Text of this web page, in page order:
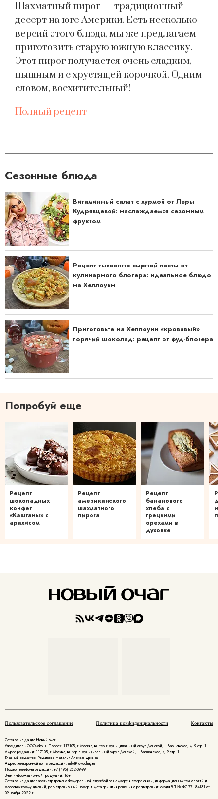
Шахматный пирог — традиционный
десерт на юге Америки. Есть несколько
версий этого блюда, мы же предлагаем
приготовить старую южную классику.
Этот пирог получается очень сладким,
пышным и с хрустящей корочкой. Одним
словом, восхитительный!
Полный рецепт
Сезонные блюда
Витаминный салат с хурмой от Леры
Кудрявцевой: наслаждаемся сезонным
фруктом
Рецепт тыквенно-сырной пасты от
кулинарного блогера: идеальное блюдо
на Хеллоуин
Приготовьте на Хеллоуин «кровавый»
горячий шоколад: рецепт от фуд-блогера
Попробуй еще
Рецепт
шоколадных
конфет
«Каштаны» с
арахисом
Рецепт
американского
шахматного
пирога
Рецепт
бананового
хлеба с
грецкими
орехами в
духовке
Пользовательское соглашение Политика конфиденциальности Контакты
Сетевое издание Новый очаг
Учредитель ООО «Фэшн Пресс»: 117105, г. Москва, вн.тер.г. муниципальный округ Донской, ш Варшавское, д. 9 стр. 1
Адрес редакции: 117105, г. Москва, вн.тер.г. муниципальный округ Донской, ш Варшавское, д. 9 стр. 1
Главный редактор: Родикова Наталья Александровна
Адрес электронной почты редакции: info@novochag.ru
Номер телефона редакции: +7 (495) 252-09-99
Знак информационной продукции: 16+
Cетевое издание зарегистрировано Федеральной службой по надзору в сфере связи, информационных технологий и
массовых коммуникаций, регистрационный номер и дата принятия решения о регистрации: серия ЭЛ № ФС 77 - 84131 от
09 ноября 2022 г.